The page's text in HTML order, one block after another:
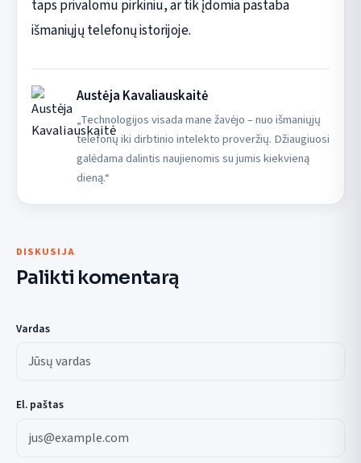
taps privalomu pirkiniu, ar tik įdomia pastaba
išmaniųjų telefonų istorijoje.
Austėja Kavaliauskaitė
„Technologijos visada mane žavėjo – nuo išmaniųjų
telefonų iki dirbtinio intelekto proveržių. Džiaugiuosi
galėdama dalintis naujienomis su jumis kiekvieną
dieną.“
DISKUSIJA
Palikti komentarą
Vardas
El. paštas